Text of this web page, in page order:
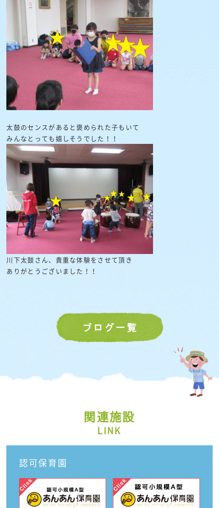
太鼓のセンスがあると褒められた子もいて
みんなとっても嬉しそうでした！！
川下太鼓さん、貴重な体験をさせて頂き
ありがとうございました！！
関連施設
LINK
認可保育園